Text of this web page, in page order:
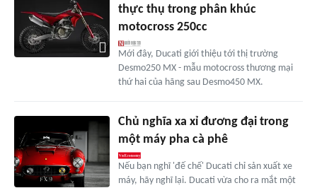
thực thụ trong phân khúc
motocross 250cc
Mới đây, Ducati giới thiệu tới thị trường
Desmo250 MX - mẫu motocross thương mại
thứ hai của hãng sau Desmo450 MX.
Chủ nghĩa xa xỉ đương đại trong
một máy pha cà phê
Nếu bạn nghĩ 'đế chế' Ducati chỉ sản xuất xe
máy, hãy nghĩ lại. Ducati vừa cho ra mắt một